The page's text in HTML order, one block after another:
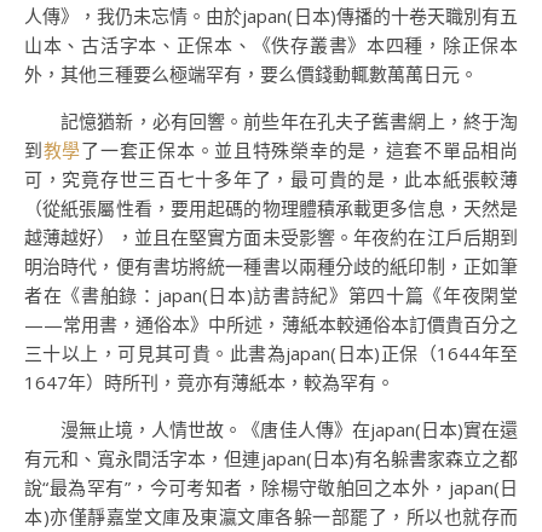
人傳》，我仍未忘情。由於japan(日本)傳播的十卷天職別有五
山本、古活字本、正保本、《佚存叢書》本四種，除正保本
外，其他三種要么極端罕有，要么價錢動輒數萬萬日元。
記憶猶新，必有回響。前些年在孔夫子舊書網上，終于淘
到教學了一套正保本。並且特殊榮幸的是，這套不單品相尚
可，究竟存世三百七十多年了，最可貴的是，此本紙張較薄
（從紙張屬性看，要用起碼的物理體積承載更多信息，天然是
越薄越好），並且在堅實方面未受影響。年夜約在江戶后期到
明治時代，便有書坊將統一種書以兩種分歧的紙印制，正如筆
者在《書舶錄：japan(日本)訪書詩紀》第四十篇《年夜閑堂
——常用書，通俗本》中所述，薄紙本較通俗本訂價貴百分之
三十以上，可見其可貴。此書為japan(日本)正保（1644年至
1647年）時所刊，竟亦有薄紙本，較為罕有。
漫無止境，人情世故。《唐佳人傳》在japan(日本)實在還
有元和、寬永間活字本，但連japan(日本)有名躲書家森立之都
說“最為罕有”，今可考知者，除楊守敬舶回之本外，japan(日
本)亦僅靜嘉堂文庫及東瀛文庫各躲一部罷了，所以也就存而